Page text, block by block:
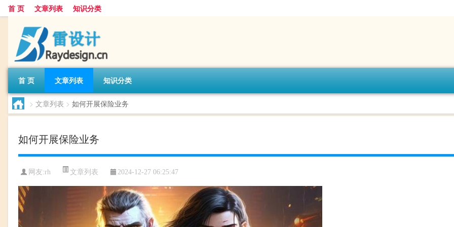
首 页 文章列表 知识分类
首 页 文章列表 知识分类
> 文章列表 > 如何开展保险业务
如何开展保险业务
网友:rh 文章列表 2024-12-27 06:25:47